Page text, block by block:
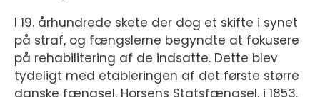
I 19. århundrede skete der dog et skifte i synet
på straf, og fængslerne begyndte at fokusere
på rehabilitering af de indsatte. Dette blev
tydeligt med etableringen af det første større
danske fængsel, Horsens Statsfængsel, i 1853.